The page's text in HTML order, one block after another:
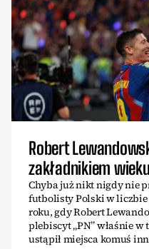
Robert
zakładnikiem
Chyba już nikt nigdy nie
futbolisty Polski w liczbie
roku, gdy Robert
plebiscyt „PN” właśnie
ustąpił miejsca komuś